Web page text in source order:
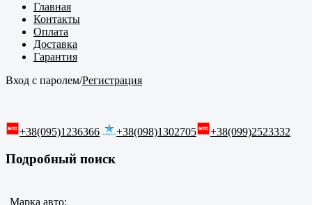
Главная
Контакты
Оплата
Доставка
Гарантия
Вход с паролем/Регистрация
+38(095)1236366 +38(098)1302705 +38(099)2523332
Подробный поиск
Марка авто: